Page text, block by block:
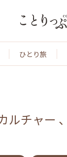
ひとり旅
ルチャー 、